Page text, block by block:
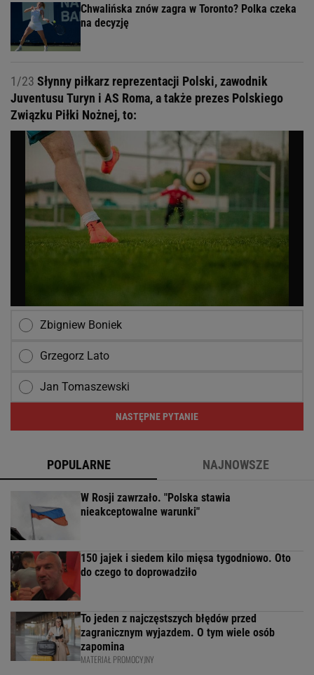
Chwalińska znów zagra w Toronto? Polka czeka
na decyzję
1/23 Słynny piłkarz reprezentacji Polski, zawodnik
Juventusu Turyn i AS Roma, a także prezes Polskiego
Związku Piłki Nożnej, to:
Zbigniew Boniek
Grzegorz Lato
Jan Tomaszewski
NASTĘPNE PYTANIE
POPULARNE NAJNOWSZE
W Rosji zawrzało. "Polska stawia
nieakceptowalne warunki"
150 jajek i siedem kilo mięsa tygodniowo. Oto
do czego to doprowadziło
To jeden z najczęstszych błędów przed
zagranicznym wyjazdem. O tym wiele osób
zapomina
MATERIAŁ PROMOCYJNY